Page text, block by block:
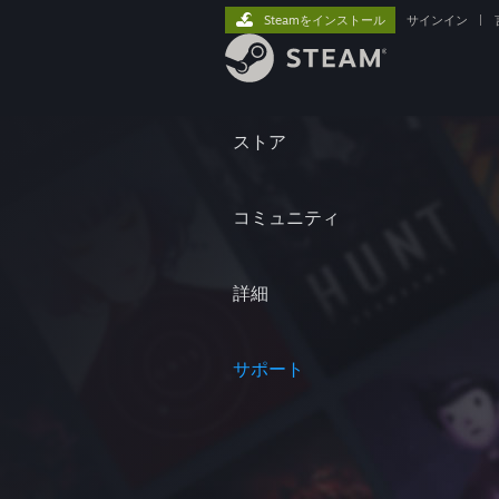
ストア
コミュニティ
詳細
サポート
Steamをインストール サインイン